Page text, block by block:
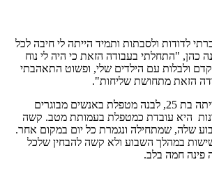
לדודות ולסבתות ותמיד הייתה לי חיבה לכל
כהן, "התחלתי בעבודה הזאת כי היה לי נוח
ולבלות עם הילדים שלי, ופשוט התאהבתי
הזאת מתחושת שליחות".
כבר 25 שנים, מאז שהייתה בת 25, לבנה מטפלת באנשים מבוגרים
היא עובדת כמטפלת בעמותת מטב. קשה
שלה, שמתחילה ונגמרת כל יום במקום אחר.
במהלך השבוע ולא קשה להבחין שלכל
פינה חמה בלב.